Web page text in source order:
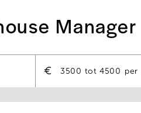
Manager
3500 4500 per